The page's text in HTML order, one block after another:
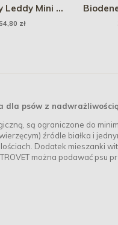
Mini 30
zł
psów i
dla psów z
są ograniczone do
źródle białka i
Dodatek mieszanki
można podawać psu